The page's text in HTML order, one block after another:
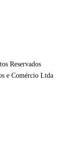
Reservados
e Comércio Ltda